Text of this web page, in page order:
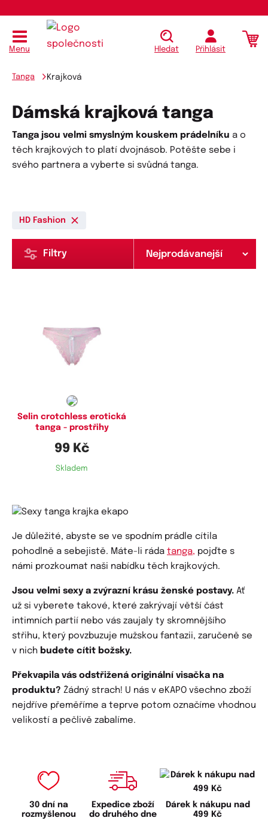
Menu Hledat Přihlásit
Tanga Krajková
Dámská krajková tanga
Tanga jsou velmi smyslným kouskem prádelníku a o
těch krajkových to platí dvojnásob. Potěšte sebe i
svého partnera a vyberte si svůdná tanga.
HD Fashion
Filtry
Dostupné velikosti:
M,L,XL
Selin crotchless erotická
tanga - prostřihy
99 Kč
Skladem
Je důležité, abyste se ve spodním prádle cítila
pohodlně a sebejistě. Máte-li ráda tanga, pojďte s
námi prozkoumat naši nabídku těch krajkových.
Jsou velmi sexy a zvýrazní krásu ženské postavy. Ať
už si vyberete takové, které zakrývají větší část
intimních partií nebo vás zaujaly ty skromnějšího
střihu, který povzbuzuje mužskou fantazii, zaručeně se
v nich budete cítit božsky.
Překvapila vás odstřižená originální visačka na
produktu? Žádný strach! U nás v eKAPO všechno zboží
nejdříve přeměříme a teprve potom označíme vhodnou
velikostí a pečlivě zabalíme.
30 dní na
rozmyšlenou
Expedice zboží
do druhého dne
Dárek k nákupu nad
499 Kč